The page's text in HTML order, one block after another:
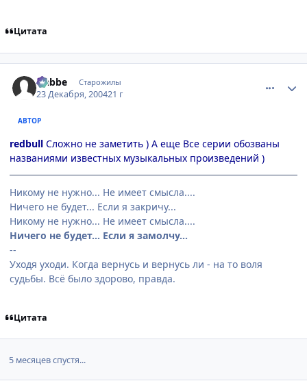
Цитата
Nabbe Старожилы
23 Декабря, 200421 г
АВТОР
redbull Сложно не заметить ) А еще Все серии обозваны
названиями известных музыкальных произведений )
Никому не нужно... Не имеет смысла....
Ничего не будет... Если я закричу...
Никому не нужно... Не имеет смысла....
Ничего не будет... Если я замолчу...
--
Уходя уходи. Когда вернусь и вернусь ли - на то воля
судьбы. Всё было здорово, правда.
Цитата
5 месяцев спустя...